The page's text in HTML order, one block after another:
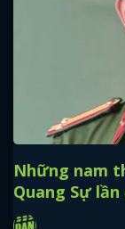
Những nam
Quang Sự